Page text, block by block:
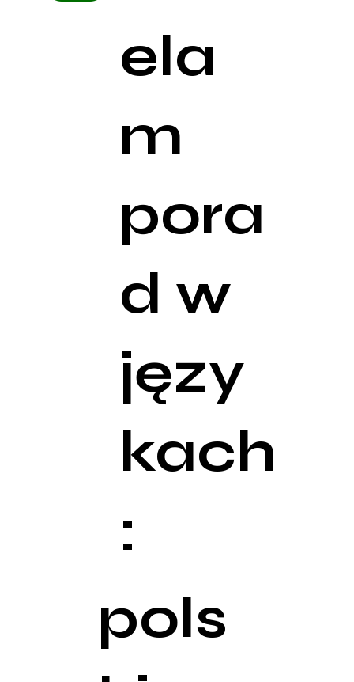
ela
m
pora
d w
języ
kach
:
pols